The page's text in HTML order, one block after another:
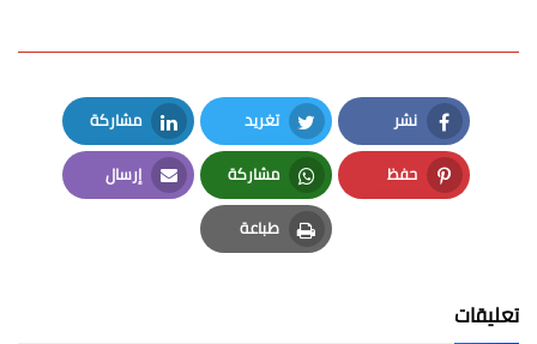
نشر
Facebook
تغريد
Twitter
مشاركة
LinkedIn
حفظ
Pinterest
مشاركة
Whatsapp
إرسال
Email
طباعة
Print
تعليقات